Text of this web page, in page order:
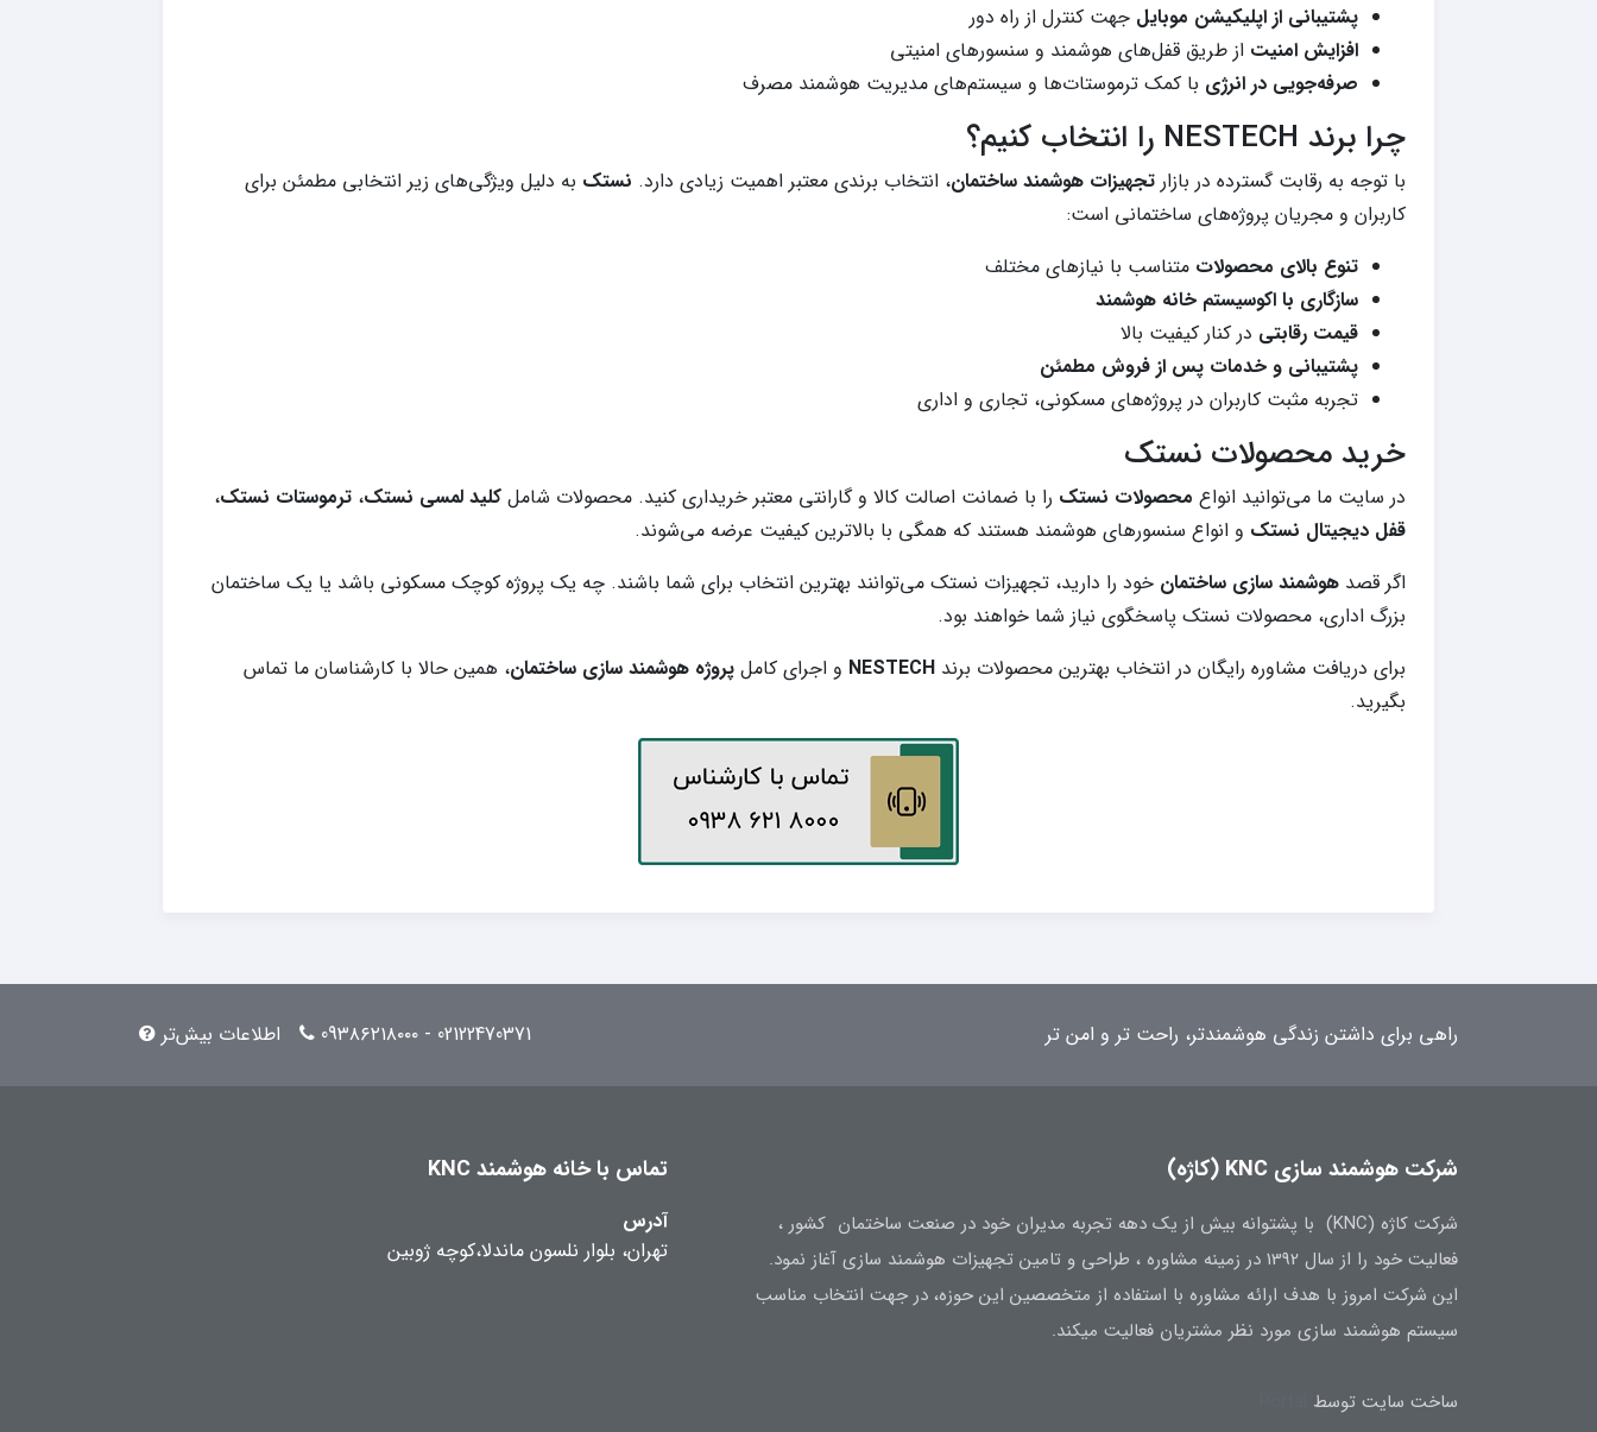
پشتیبانی از اپلیکیشن موبایل جهت کنترل از راه دور
افزایش امنیت از طریق قفل‌های هوشمند و سنسورهای امنیتی
صرفه‌جویی در انرژی با کمک ترموستات‌ها و سیستم‌های مدیریت هوشمند مصرف
چرا برند NESTECH را انتخاب کنیم؟
با توجه به رقابت گسترده در بازار تجهیزات هوشمند ساختمان، انتخاب برندی معتبر اهمیت زیادی دارد. نستک به دلیل ویژگی‌های زیر انتخابی مطمئن برای
کاربران و مجریان پروژه‌های ساختمانی است:
تنوع بالای محصولات متناسب با نیازهای مختلف
سازگاری با اکوسیستم خانه هوشمند
قیمت رقابتی در کنار کیفیت بالا
پشتیبانی و خدمات پس از فروش مطمئن
تجربه مثبت کاربران در پروژه‌های مسکونی، تجاری و اداری
خرید محصولات نستک
در سایت ما می‌توانید انواع محصولات نستک را با ضمانت اصالت کالا و گارانتی معتبر خریداری کنید. محصولات شامل کلید لمسی نستک، ترموستات نستک،
قفل دیجیتال نستک و انواع سنسورهای هوشمند هستند که همگی با بالاترین کیفیت عرضه می‌شوند.
اگر قصد هوشمند سازی ساختمان خود را دارید، تجهیزات نستک می‌توانند بهترین انتخاب برای شما باشند. چه یک پروژه کوچک مسکونی باشد یا یک ساختمان
بزرگ اداری، محصولات نستک پاسخگوی نیاز شما خواهند بود.
برای دریافت مشاوره رایگان در انتخاب بهترین محصولات برند NESTECH و اجرای کامل پروژه هوشمند سازی ساختمان، همین حالا با کارشناسان ما تماس
بگیرید.
راهی برای داشتن زندگی هوشمندتر، راحت تر و امن تر 02122470371 - 09۳۸۶۲۱۸۰۰۰ اطلاعات بیش‌تر
شرکت هوشمند سازی KNC (کاژه)
شرکت کاژه (KNC) با پشتوانه بیش از یک دهه تجربه مدیران خود در صنعت ساختمان کشور ،
فعالیت خود را از سال 1392 در زمینه مشاوره ، طراحی و تامین تجهیزات هوشمند سازی آغاز نمود.
این شرکت امروز با هدف ارائه مشاوره با استفاده از متخصصین این حوزه، در جهت انتخاب مناسب
سیستم هوشمند سازی مورد نظر مشتریان فعالیت میکند.
ساخت سایت توسط
تماس با خانه هوشمند KNC
آدرس
تهران، بلوار نلسون ماندلا،کوچه ژوبین